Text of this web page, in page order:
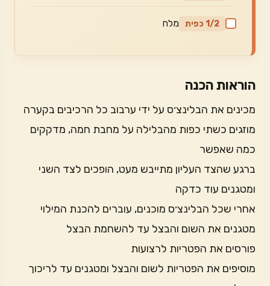
1/2 כפית מלח
הוראות הכנה
מכינים את הבלינצ׳ס על ידי ערבוב כל הרכיבים בקערה
מוזגים כשתי כפות מהבלילה על מחבת חמה, מדקקים
כמה שאפשר
ברגע שהצד העליון מתייבש מעט, הופכים לצד השני
ומטגנים עוד כדקה
אחרי שכל הבלינצ׳ס מוכנים, עוברים להכנת המילוי
מטגנים את השום והבצל עד להשחמת הבצל
פורסים את הפטריות לרצועות
מוסיפים את הפטריות לשום והבצל ומטגנים עד לריכוך